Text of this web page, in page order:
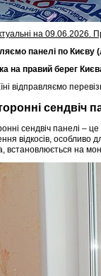
на 09.06.2026.
панелі по Києву
на правий берег
відправляємо
сендвіч
сендвіч панелі –
відкосів, особливо
встановлюється на